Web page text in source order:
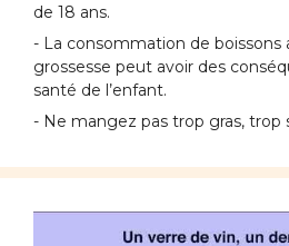
de 18 ans.
- La consommation de boissons
grossesse peut avoir des
santé de l’enfant.
- Ne mangez pas trop gras, trop